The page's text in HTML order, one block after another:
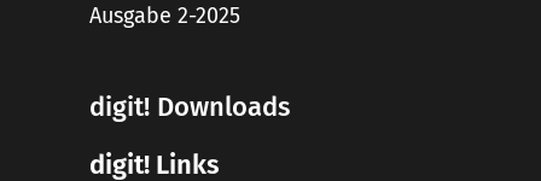
Ausgabe 2-2025
digit! Downloads
digit! Links